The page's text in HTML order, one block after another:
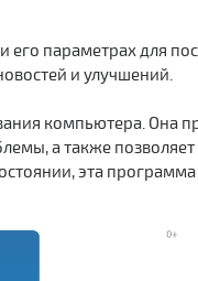
параметрах для
и улучшений.
компьютера. Она
а также позволяет
эта